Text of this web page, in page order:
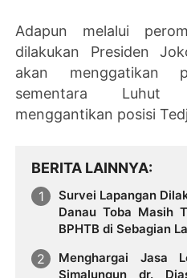
Adapun melalui
dilakukan Presiden
akan menggatikan
sementara Luhut
menggantikan posisi
BERITA LAINNYA
Survei Lapangan
Danau Toba Masih
BPHTB di Sebagian
Menghargai Jasa
Simalungun dr.